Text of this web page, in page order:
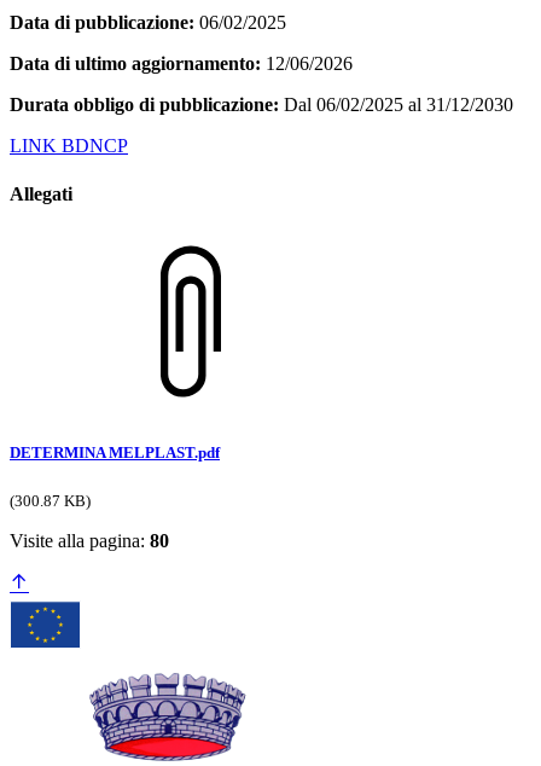
Data di pubblicazione: 06/02/2025
Data di ultimo aggiornamento: 12/06/2026
Durata obbligo di pubblicazione: Dal 06/02/2025 al 31/12/2030
LINK BDNCP
Allegati
DETERMINA MELPLAST.pdf
(300.87 KB)
Visite alla pagina: 80